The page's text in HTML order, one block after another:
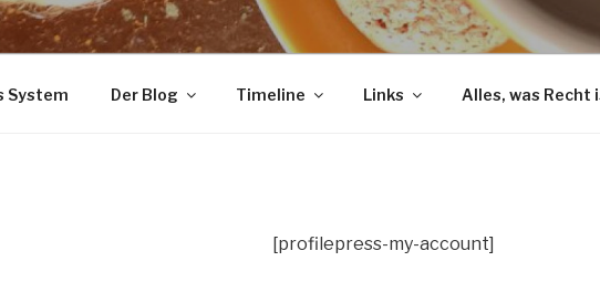
System Der Blog Timeline Links Alles, was Recht
[profilepress-my-account]